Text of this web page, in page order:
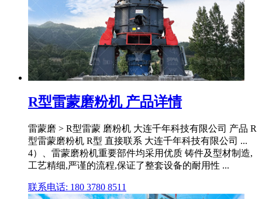
R型雷蒙磨粉机 产品详情
雷蒙磨 > R型雷蒙 磨粉机 大连千年科技有限公司 产品 R
型雷蒙磨粉机 R型 直接联系 大连千年科技有限公司 ...
4）、雷蒙磨粉机重要部件均采用优质 铸件及型材制造,
工艺精细,严谨的流程,保证了整套设备的耐用性 ...
联系电话: 180 3780 8511